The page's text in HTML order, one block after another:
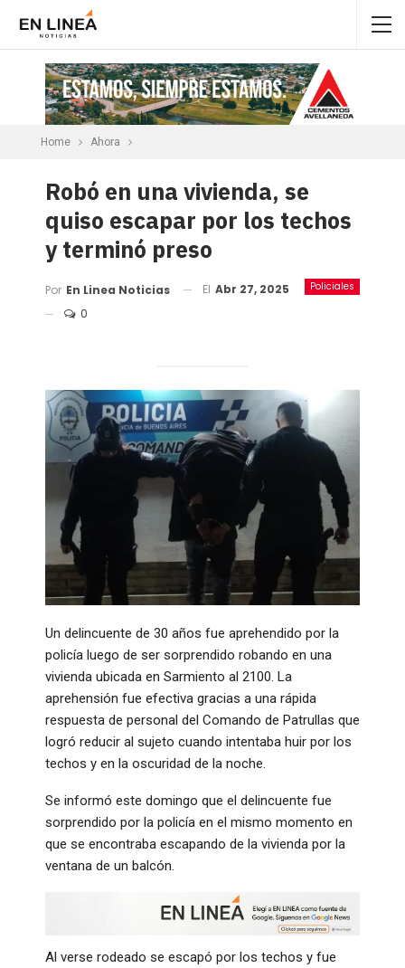
Home Ahora
Robó en una vivienda, se
quiso escapar por los techos
y terminó preso
Policiales
Por En Linea Noticias El Abr 27, 2025
0
Un delincuente de 30 años fue aprehendido por la
policía luego de ser sorprendido robando en una
vivienda ubicada en Sarmiento al 2100. La
aprehensión fue efectiva gracias a una rápida
respuesta de personal del Comando de Patrullas que
logró reducir al sujeto cuando intentaba huir por los
techos y en la oscuridad de la noche.
Se informó este domingo que el delincuente fue
sorprendido por la policía en el mismo momento en
que se encontraba escapando de la vivienda por la
ventana de un balcón.
Al verse rodeado se escapó por los techos y fue